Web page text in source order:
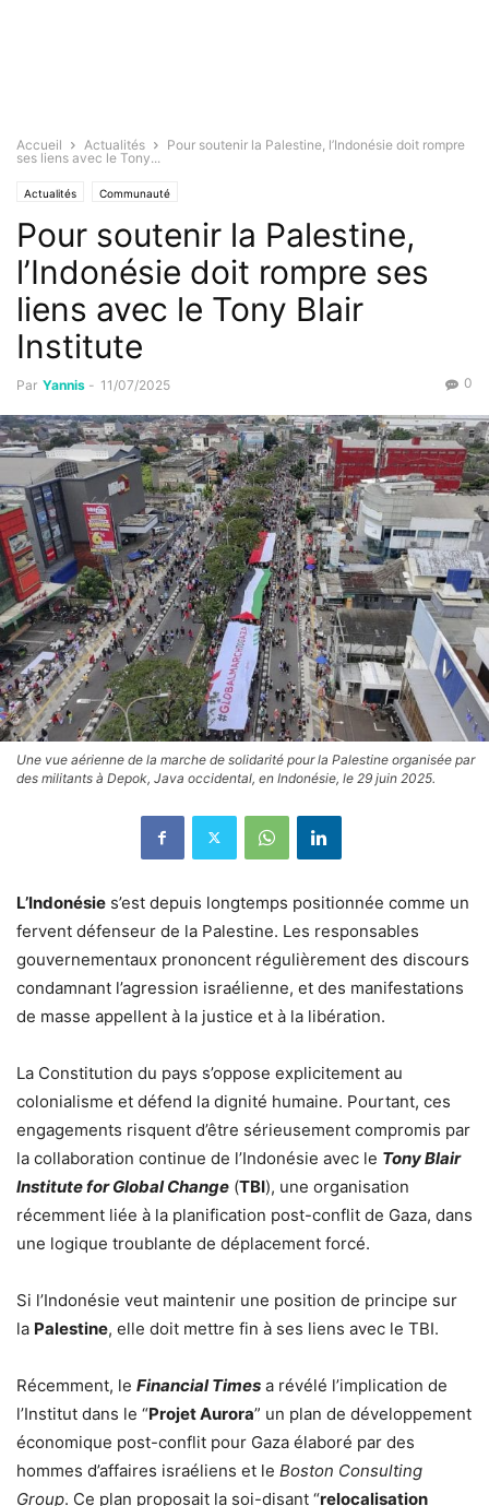
Accueil Actualités
Pour soutenir la Palestine, l’Indonésie doit rompre
ses liens avec le Tony...
Actualités Communauté
Pour soutenir la Palestine,
l’Indonésie doit rompre ses
liens avec le Tony Blair
Institute
Par Yannis - 11/07/2025 0
Une vue aérienne de la marche de solidarité pour la Palestine organisée par
des militants à Depok, Java occidental, en Indonésie, le 29 juin 2025.
L’Indonésie s’est depuis longtemps positionnée comme un
fervent défenseur de la Palestine. Les responsables
gouvernementaux prononcent régulièrement des discours
condamnant l’agression israélienne, et des manifestations
de masse appellent à la justice et à la libération.
La Constitution du pays s’oppose explicitement au
colonialisme et défend la dignité humaine. Pourtant, ces
engagements risquent d’être sérieusement compromis par
la collaboration continue de l’Indonésie avec le Tony Blair
Institute for Global Change (TBI), une organisation
récemment liée à la planification post-conflit de Gaza, dans
une logique troublante de déplacement forcé.
Si l’Indonésie veut maintenir une position de principe sur
la Palestine, elle doit mettre fin à ses liens avec le TBI.
Récemment, le Financial Times a révélé l’implication de
l’Institut dans le “Projet Aurora” un plan de développement
économique post-conflit pour Gaza élaboré par des
hommes d’affaires israéliens et le Boston Consulting
Group. Ce plan proposait la soi-disant “relocalisation